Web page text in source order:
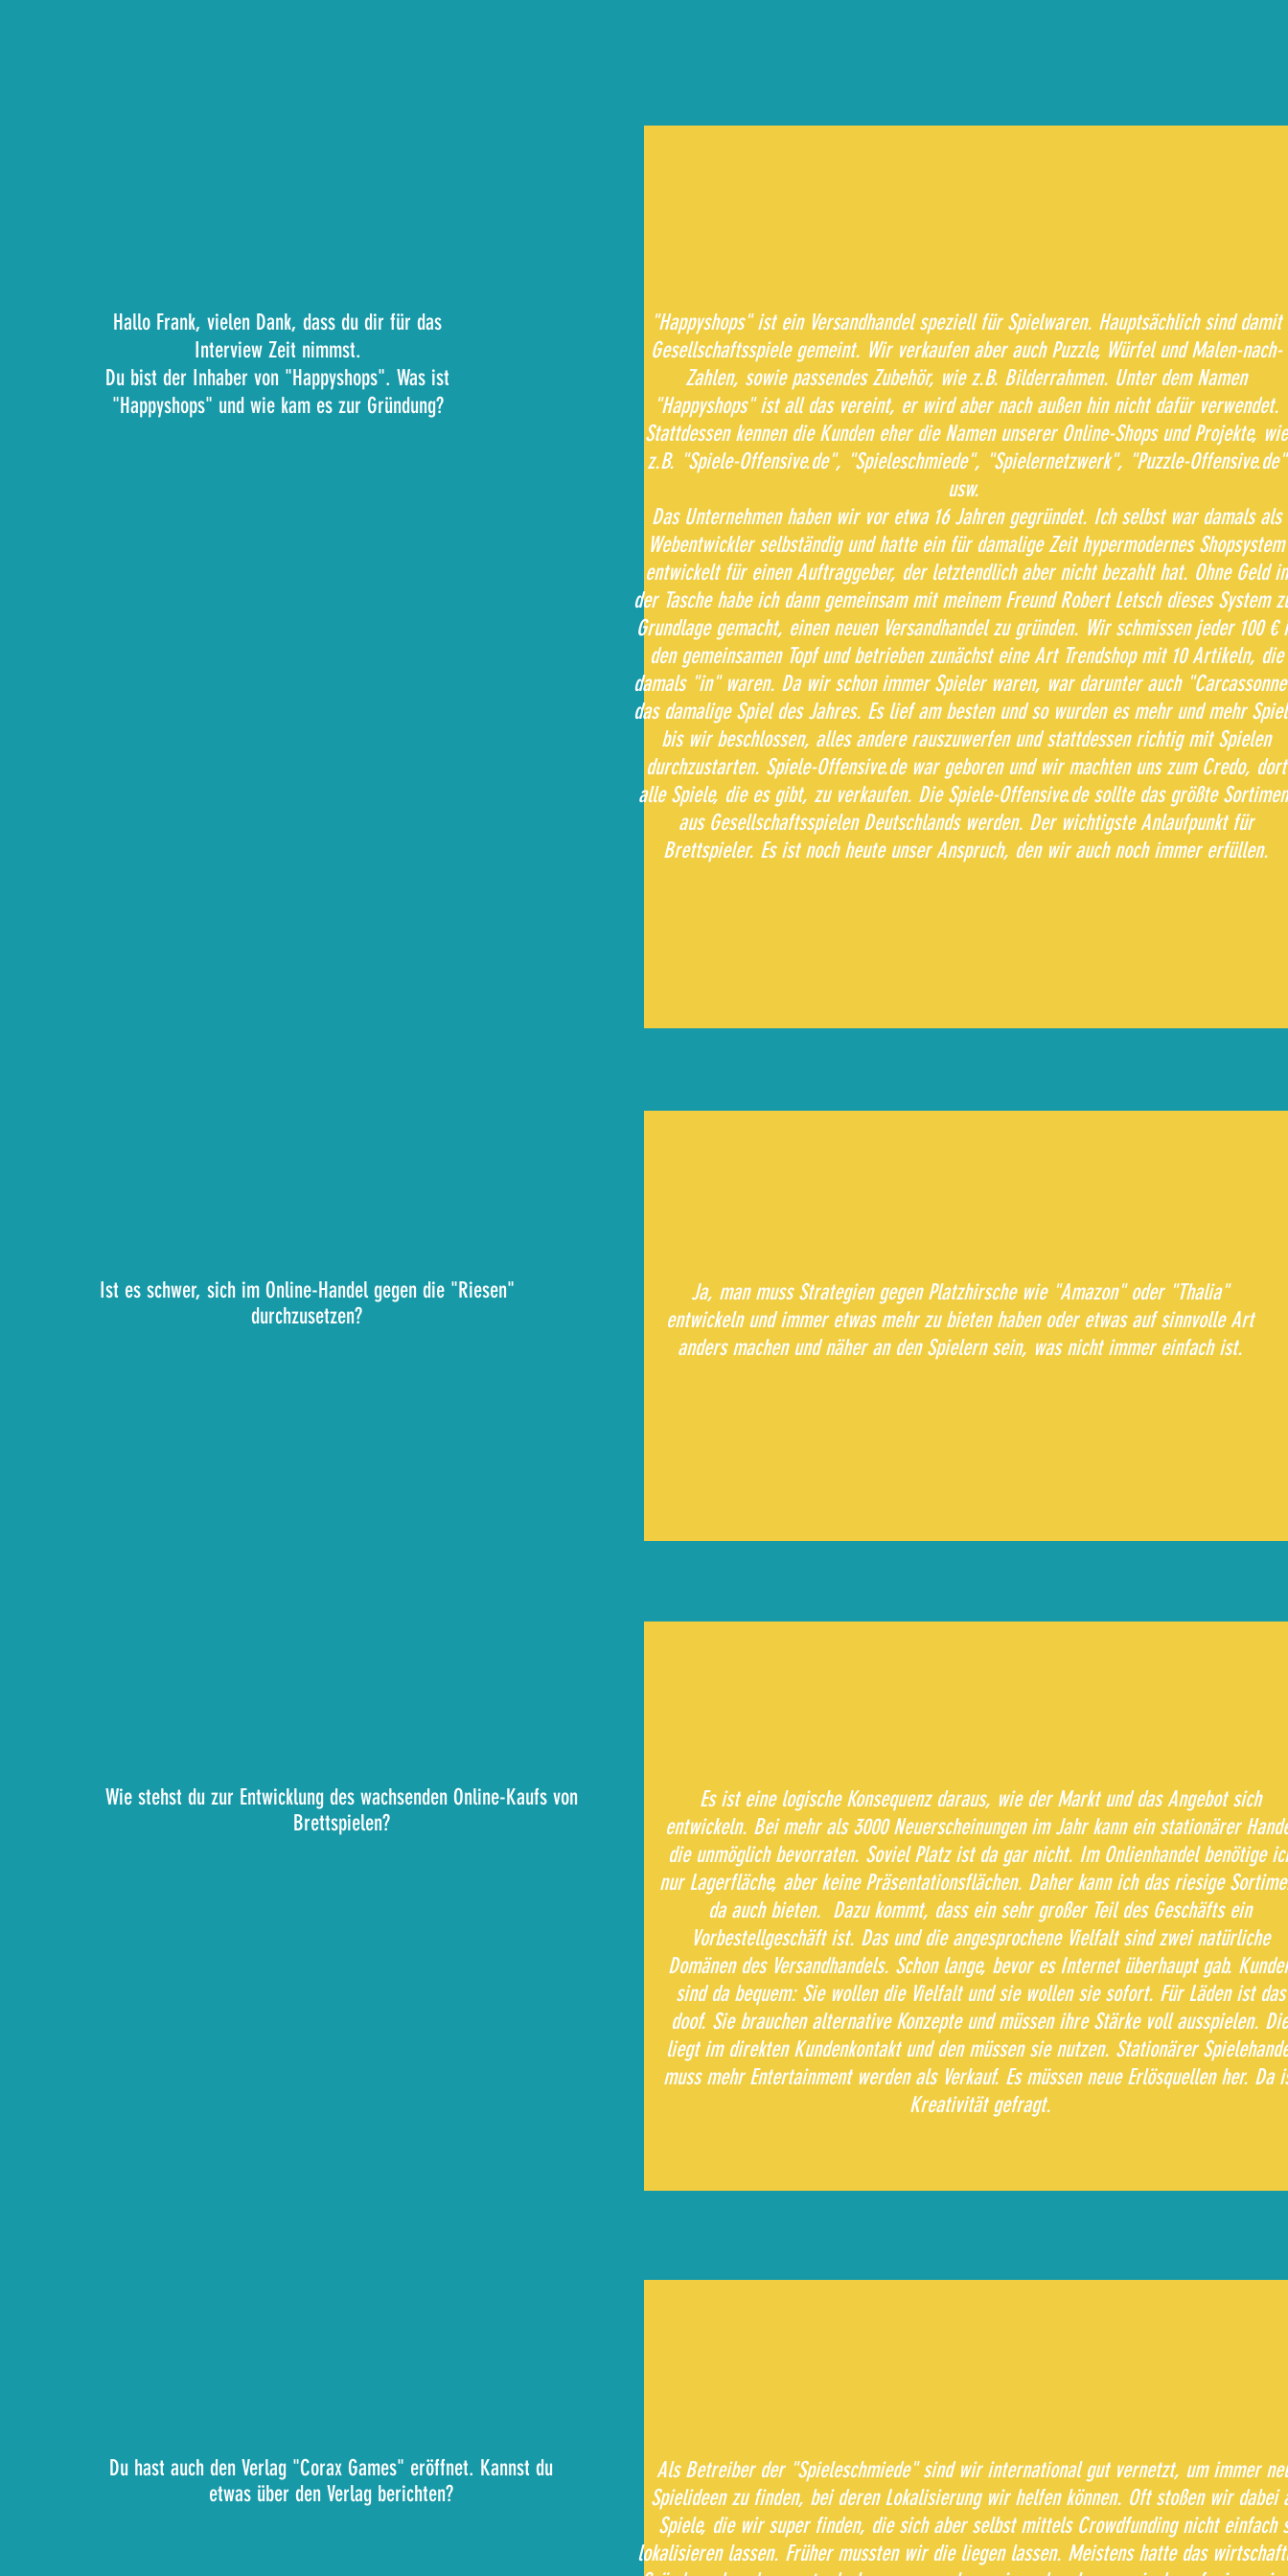
Hallo Frank, vielen Dank, dass du dir für das
Interview Zeit nimmst.
Du bist der Inhaber von "Happyshops". Was ist
"Happyshops" und wie kam es zur Gründung?
"Happyshops" ist ein Versandhandel speziell für Spielwaren. Hauptsächlich sind damit
Gesellschaftsspiele gemeint. Wir verkaufen aber auch Puzzle, Würfel und Malen-nach-
Zahlen, sowie passendes Zubehör, wie z.B. Bilderrahmen. Unter dem Namen
"Happyshops" ist all das vereint, er wird aber nach außen hin nicht dafür verwendet.
Stattdessen kennen die Kunden eher die Namen unserer Online-Shops und Projekte, wie
z.B. "Spiele-Offensive.de", "Spieleschmiede", "Spielernetzwerk", "Puzzle-Offensive.de"
usw.
Das Unternehmen haben wir vor etwa 16 Jahren gegründet. Ich selbst war damals als
Webentwickler selbständig und hatte ein für damalige Zeit hypermodernes Shopsystem
entwickelt für einen Auftraggeber, der letztendlich aber nicht bezahlt hat. Ohne Geld in
der Tasche habe ich dann gemeinsam mit meinem Freund Robert Letsch dieses System
Grundlage gemacht, einen neuen Versandhandel zu gründen. Wir schmissen jeder 100 €
den gemeinsamen Topf und betrieben zunächst eine Art Trendshop mit 10 Artikeln, die
damals "in" waren. Da wir schon immer Spieler waren, war darunter auch
das damalige Spiel des Jahres. Es lief am besten und so wurden es mehr und mehr
bis wir beschlossen, alles andere rauszuwerfen und stattdessen richtig mit Spielen
durchzustarten. Spiele-Offensive.de war geboren und wir machten uns zum Credo, dort
alle Spiele, die es gibt, zu verkaufen. Die Spiele-Offensive.de sollte das größte
aus Gesellschaftsspielen Deutschlands werden. Der wichtigste Anlaufpunkt für
Brettspieler. Es ist noch heute unser Anspruch, den wir auch noch immer erfüllen.
Ist es schwer, sich im Online-Handel gegen die "Riesen"
durchzusetzen?
Ja, man muss Strategien gegen Platzhirsche wie "Amazon" oder "Thalia"
entwickeln und immer etwas mehr zu bieten haben oder etwas auf sinnvolle Art
anders machen und näher an den Spielern sein, was nicht immer einfach ist.
Wie stehst du zur Entwicklung des wachsenden Online-Kaufs von
Brettspielen?
Es ist eine logische Konsequenz daraus, wie der Markt und das Angebot sich
entwickeln. Bei mehr als 3000 Neuerscheinungen im Jahr kann ein stationärer
die unmöglich bevorraten. Soviel Platz ist da gar nicht. Im Onlienhandel benötige
nur Lagerfläche, aber keine Präsentationsflächen. Daher kann ich das riesige
da auch bieten. Dazu kommt, dass ein sehr großer Teil des Geschäfts ein
Vorbestellgeschäft ist. Das und die angesprochene Vielfalt sind zwei natürliche
Domänen des Versandhandels. Schon lange, bevor es Internet überhaupt gab.
sind da bequem: Sie wollen die Vielfalt und sie wollen sie sofort. Für Läden ist das
doof. Sie brauchen alternative Konzepte und müssen ihre Stärke voll ausspielen. Die
liegt im direkten Kundenkontakt und den müssen sie nutzen. Stationärer
muss mehr Entertainment werden als Verkauf. Es müssen neue Erlösquellen her. Da
Kreativität gefragt.
Du hast auch den Verlag "Corax Games" eröffnet. Kannst du
etwas über den Verlag berichten?
Als Betreiber der "Spieleschmiede" sind wir international gut vernetzt, um immer
Spielideen zu finden, bei deren Lokalisierung wir helfen können. Oft stoßen wir dabei
Spiele, die wir super finden, die sich aber selbst mittels Crowdfunding nicht einfach
lokalisieren lassen. Früher mussten wir die liegen lassen. Meistens hatte das